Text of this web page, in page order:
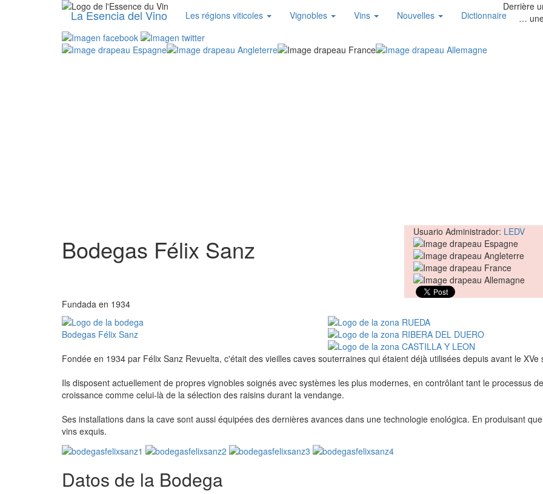
La Esencia del Vino Les régions viticoles Vignobles Vins Nouvelles Dictionnaire
Derrière
…
Usuario Administrador: LEDV
Bodegas Félix Sanz
Fundada en 1934
Fondée en 1934 par Félix Sanz Revuelta, c'était des vieilles caves souterraines qui étaient déjà utilisées depuis avant le XVe
Ils disposent actuellement de propres vignobles soignés avec systèmes les plus modernes, en contrôlant tant le processus de
croissance comme celui-là de la sélection des raisins durant la vendange.
Ses installations dans la cave sont aussi équipées des dernières avances dans une technologie enológica. En produisant
vins exquis.
Datos de la Bodega